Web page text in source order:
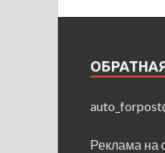
Реклама на